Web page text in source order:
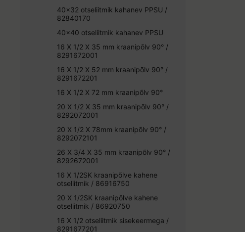
40x32 otseliitmik kahanev PPSU /
82840170
40x40 otseliitmik kahanev PPSU
16 X 1/2 X 35 mm kraanipõlv 90° /
8291672001
16 X 1/2 X 52 mm kraanipõlv 90° /
8291672201
16 X 1/2 X 72 mm kraanipõlv 90°
20 X 1/2 X 35 mm kraanipõlv 90° /
8292072001
20 X 1/2 X 78mm kraanipõlv 90° /
8292072101
26 X 3/4 X 35 mm kraanipõlv 90° /
8292672001
16 X 1/2SK kraanipõlve kahene
otseliitmik / 86916750
20 X 1/2SK kraanipõlve kahene
otseliitmik / 86920750
16 X 1/2 otseliitmik sisekeermega /
8291677201